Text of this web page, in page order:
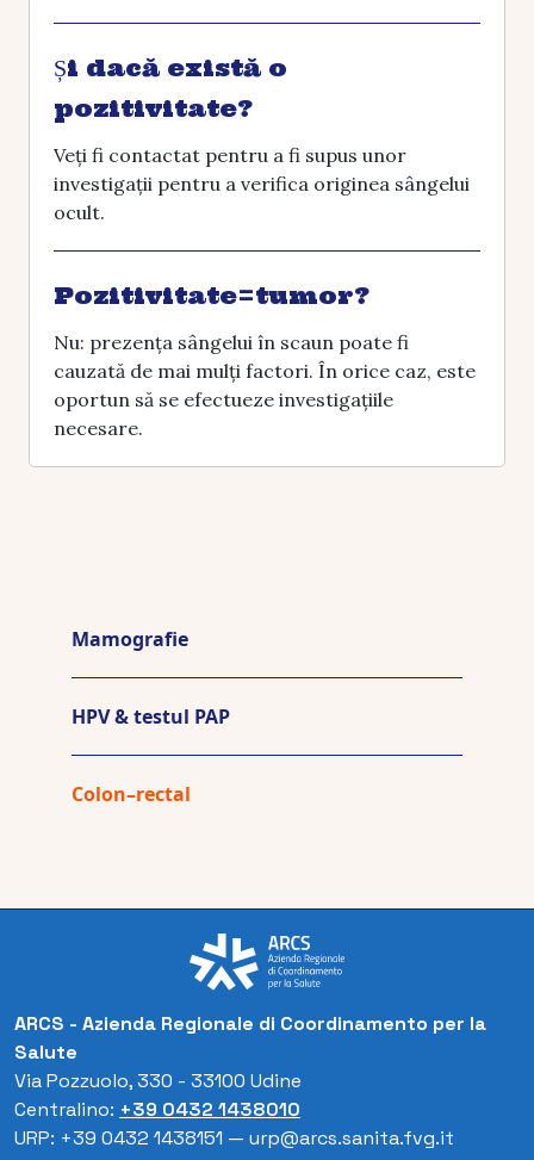
Și dacă există o
pozitivitate?
Veți fi contactat pentru a fi supus unor
investigații pentru a verifica originea sângelui
ocult.
Pozitivitate=tumor?
Nu: prezența sângelui în scaun poate fi
cauzată de mai mulți factori. În orice caz, este
oportun să se efectueze investigațiile
necesare.
Mamografie
HPV & testul PAP
Colon–rectal
ARCS - Azienda Regionale di Coordinamento per la
Salute
Via Pozzuolo, 330 - 33100 Udine
Centralino: +39 0432 1438010
URP: +39 0432 1438151 — urp@arcs.sanita.fvg.it